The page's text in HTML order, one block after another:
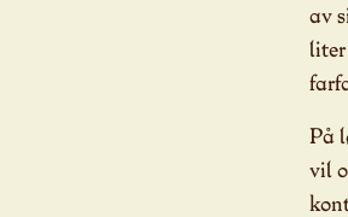
av
liter
På
vil